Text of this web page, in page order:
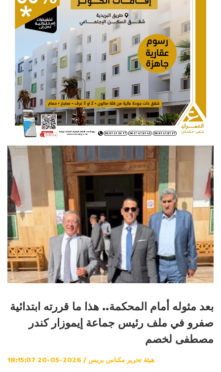
بعد مثوله أمام المحكمة.. هذا ما قررته ابتدائية
صفرو في ملف رئيس جماعة إيموزار كندر
مصطفى لخصم
هيئة تحرير مكناس بريس / 2026-05-20 18:15:07